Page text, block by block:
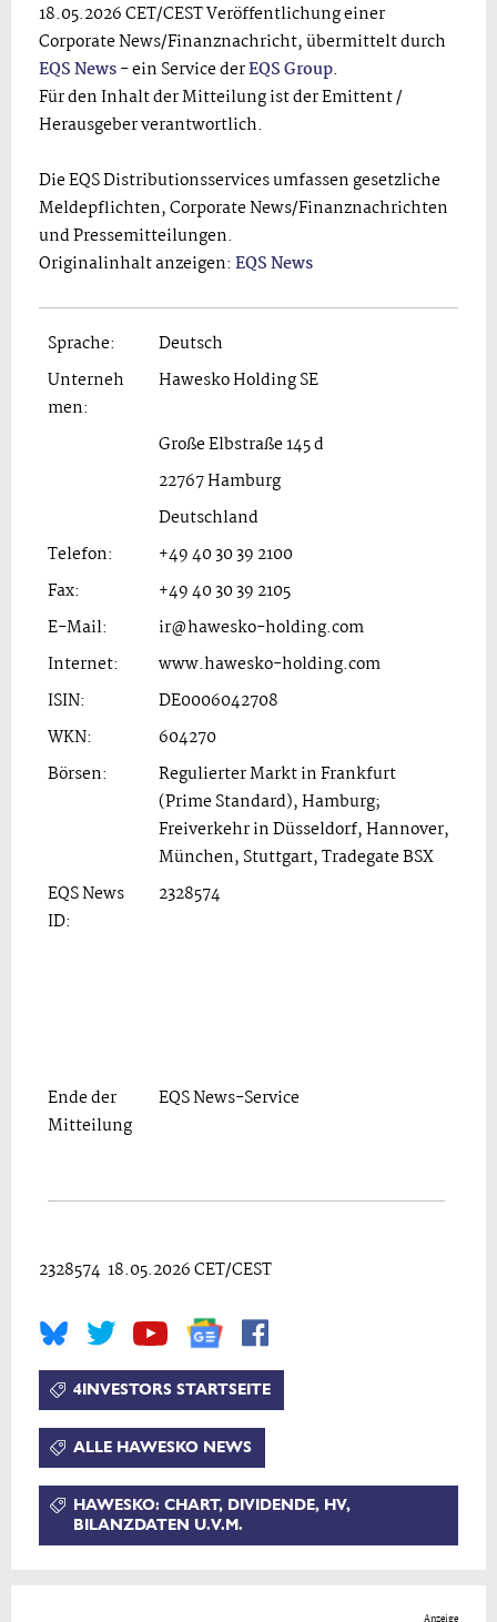
18.05.2026 CET/CEST Veröffentlichung einer
Corporate News/Finanznachricht, übermittelt durch
EQS News- ein Service derEQS Group.
Für den Inhalt der Mitteilung ist der Emittent /
Herausgeber verantwortlich.
Die EQS Distributionsservices umfassen gesetzliche
Meldepflichten, Corporate News/Finanznachrichten
und Pressemitteilungen.
Originalinhalt anzeigen: EQS News
Sprache:
Deutsch
Unterneh
men:
Hawesko Holding SE
Große Elbstraße 145 d
22767 Hamburg
Deutschland
Telefon:
+49 40 30 39 2100
Fax:
+49 40 30 39 2105
E-Mail:
ir@hawesko-holding.com
Internet:
www.hawesko-holding.com
ISIN:
DE0006042708
WKN:
604270
Börsen:
Regulierter Markt in Frankfurt
(Prime Standard), Hamburg;
Freiverkehr in Düsseldorf, Hannover,
München, Stuttgart, Tradegate BSX
EQS News
ID:
2328574
Ende der
Mitteilung
EQS News-Service
2328574 18.05.2026 CET/CEST
4INVESTORS STARTSEITE
ALLE HAWESKO NEWS
HAWESKO: CHART, DIVIDENDE, HV,
BILANZDATEN U.V.M.